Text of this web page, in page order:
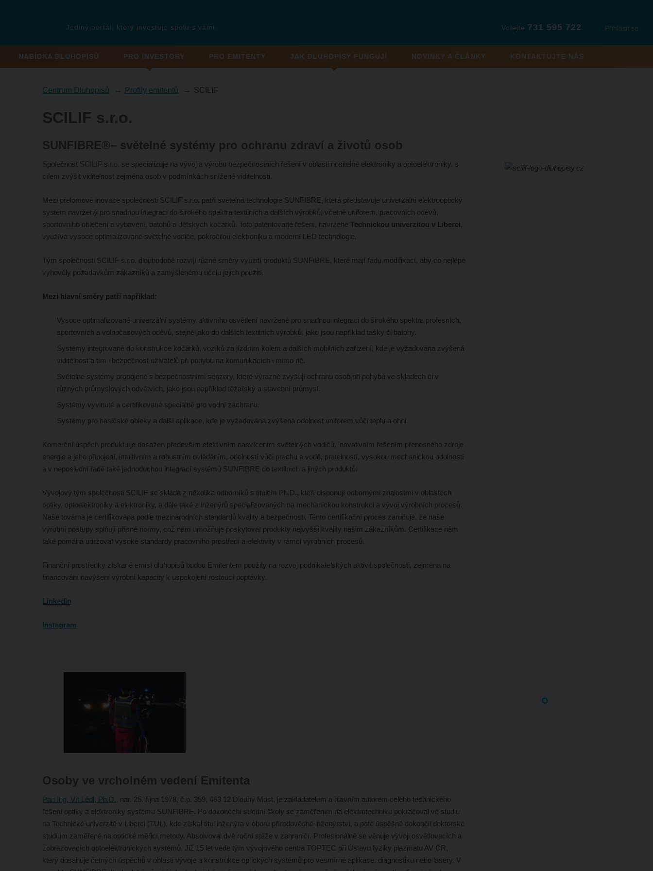
Jediný portál, který investuje spolu s vámi Přihlásit se
Volejte 731 595 722
NABÍDKA DLUHOPISŮ PRO INVESTORY PRO EMITENTY JAK DLUHOPISY FUNGUJÍ NOVINKY A ČLÁNKY KONTAKTUJTE NÁS
Centrum Dluhopisů Profily emitentů SCILIF
SCILIF s.r.o.
SUNFIBRE®– světelné systémy pro ochranu zdraví a životů osob
Společnost SCILIF s.r.o. se specializuje na vývoj a výrobu bezpečnostních řešení v oblasti nositelné elektroniky a optoelektroniky, s
cílem zvýšit viditelnost zejména osob v podmínkách snížené viditelnosti.
Mezi přelomové inovace společnosti SCILIF s.r.o. patří světelná technologie SUNFIBRE, která představuje univerzální elektrooptický
systém navržený pro snadnou integraci do širokého spektra textilních a dalších výrobků, včetně uniforem, pracovních oděvů,
sportovního oblečení a vybavení, batohů a dětských kočárků. Toto patentované řešení, navržené Technickou univerzitou v Liberci,
využívá vysoce optimalizované světelné vodiče, pokročilou elektroniku a moderní LED technologie.
Tým společnosti SCILIF s.r.o. dlouhodobě rozvíjí různé směry využití produktů SUNFIBRE, které mají řadu modifikací, aby co nejlépe
vyhověly požadavkům zákazníků a zamýšlenému účelu jejich použití.
Mezi hlavní směry patří například:
Vysoce optimalizované univerzální systémy aktivního osvětlení navržené pro snadnou integraci do širokého spektra profesních,
sportovních a volnočasových oděvů, stejně jako do dalších textilních výrobků, jako jsou například tašky či batohy.
Systémy integrované do konstrukce kočárků, vozíků za jízdním kolem a dalších mobilních zařízení, kde je vyžadována zvýšená
viditelnost a tím i bezpečnost uživatelů při pohybu na komunikacích i mimo ně.
Světelné systémy propojené s bezpečnostními senzory, které výrazně zvyšují ochranu osob při pohybu ve skladech či v
různých průmyslových odvětvích, jako jsou například těžařský a stavební průmysl.
Systémy vyvinuté a certifikované speciálně pro vodní záchranu.
Systémy pro hasičské obleky a další aplikace, kde je vyžadována zvýšená odolnost uniforem vůči teplu a ohni.
Komerční úspěch produktu je dosažen především efektivním nasvícením světelných vodičů, inovativním řešením přenosného zdroje
energie a jeho připojení, intuitivním a robustním ovládáním, odolností vůči prachu a vodě, pratelností, vysokou mechanickou odolností
a v neposlední řadě také jednoduchou integrací systémů SUNFIBRE do textilních a jiných produktů.
Vývojový tým společnosti SCILIF se skládá z několika odborníků s titulem Ph.D., kteří disponují odbornými znalostmi v oblastech
optiky, optoelektroniky a elektroniky, a dále také z inženýrů specializovaných na mechanickou konstrukci a vývoj výrobních procesů.
Naše továrna je certifikována podle mezinárodních standardů kvality a bezpečnosti. Tento certifikační proces zaručuje, že naše
výrobní postupy splňují přísné normy, což nám umožňuje poskytovat produkty nejvyšší kvality našim zákazníkům. Certifikace nám
také pomáhá udržovat vysoké standardy pracovního prostředí a efektivity v rámci výrobních procesů.
Finanční prostředky získané emisí dluhopisů budou Emitentem použity na rozvoj podnikatelských aktivit společnosti, zejména na
financování navýšení výrobní kapacity k uspokojení rostoucí poptávky.
LinkedIn
Instagram
Osoby ve vrcholném vedení Emitenta
Pan Ing. Vít Lédl, Ph.D., nar. 25. října 1978, č.p. 359, 463 12 Dlouhý Most, je zakladatelem a hlavním autorem celého technického
řešení optiky a elektroniky systému SUNFIBRE. Po dokončení střední školy se zaměřením na elektrotechniku pokračoval ve studiu
na Technické univerzitě v Liberci (TUL), kde získal titul inženýra v oboru přírodovědné inženýrství, a poté úspěšně dokončil doktorské
studium zaměřené na optické měřicí metody. Absolvoval dvě roční stáže v zahraničí. Profesionálně se věnuje vývoji osvětlovacích a
zobrazovacích optoelektronických systémů. Již 15 let vede tým vývojového centra TOPTEC při Ústavu fyziky plazmatu AV ČR,
který dosahuje četných úspěchů v oblasti vývoje a konstrukce optických systémů pro vesmírné aplikace, diagnostiku nebo lasery. V